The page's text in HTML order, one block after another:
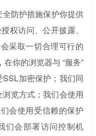
防护措施保护你提供
权访问、公开披露、
采取一切合理可行的
你的浏览器与 “服务”
加密保护；我们同
览方式；我们会使用
会使用受信赖的保护
们会部署访问控制机